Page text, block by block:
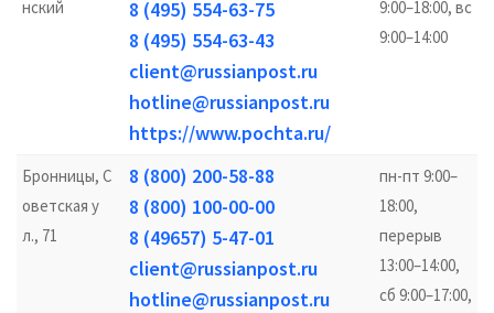
нский
8 (495) 554-63-75
8 (495) 554-63-43
client@russianpost.ru
hotline@russianpost.ru
https://www.pochta.ru/
9:00–18:00, вс
9:00–14:00
Бронницы, С
оветская у
л., 71
8 (800) 200-58-88
8 (800) 100-00-00
8 (49657) 5-47-01
client@russianpost.ru
hotline@russianpost.ru
пн-пт 9:00–
18:00,
перерыв
13:00–14:00,
сб 9:00–17:00,